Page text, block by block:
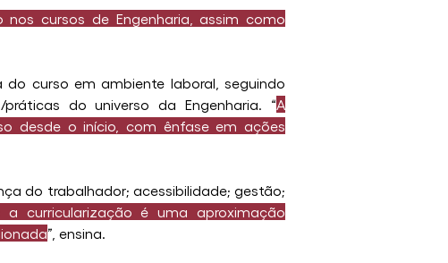
cursos de Engenharia, assim como
curso em ambiente laboral, seguindo
do universo da Engenharia. “A
desde o início, com ênfase em ações
do trabalhador; acessibilidade; gestão;
curricularização é uma aproximação
”, ensina.